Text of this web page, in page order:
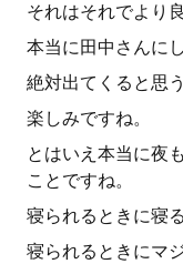
それはそれでより
本当に田中さんに
絶対出てくると思う
楽しみですね。
とはいえ本当に夜
ことですね。
寝られるときに寝る
寝られるときにマ